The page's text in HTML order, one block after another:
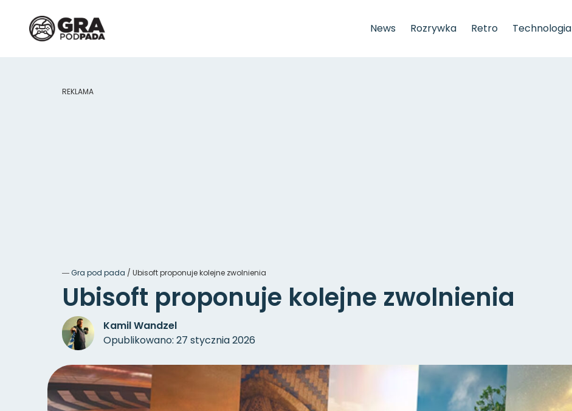
News Rozrywka Retro Technologia
REKLAMA
―Gra pod pada / Ubisoft proponuje kolejne zwolnienia
Ubisoft proponuje kolejne zwolnienia
Kamil Wandzel
Opublikowano: 27 stycznia 2026